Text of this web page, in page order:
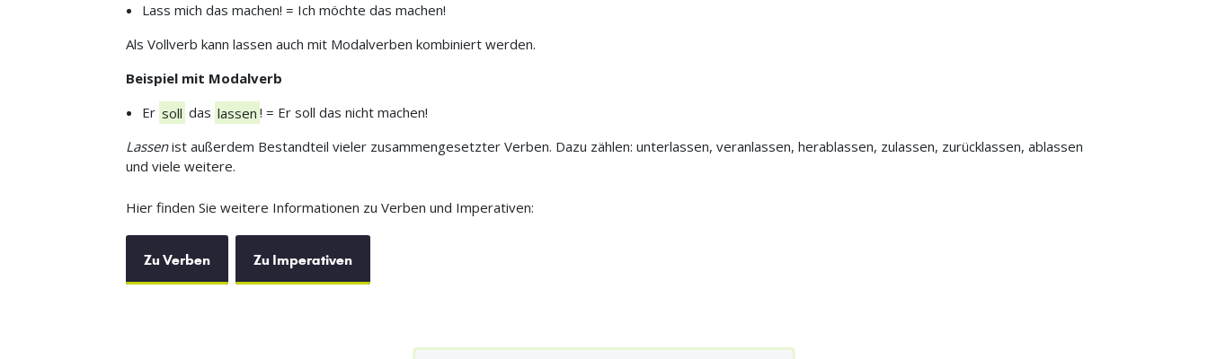
Lass mich das machen! = Ich möchte das machen!
Als Vollverb kann lassen auch mit Modalverben kombiniert werden.
Beispiel mit Modalverb
Er soll das lassen ! = Er soll das nicht machen!
Lassenist außerdem Bestandteil vieler zusammengesetzter Verben. Dazu zählen: unterlassen, veranlassen, herablassen, zulassen, zurücklassen, ablassen
und viele weitere.
Hier finden Sie weitere Informationen zu Verben und Imperativen:
Zu Verben Zu Imperativen